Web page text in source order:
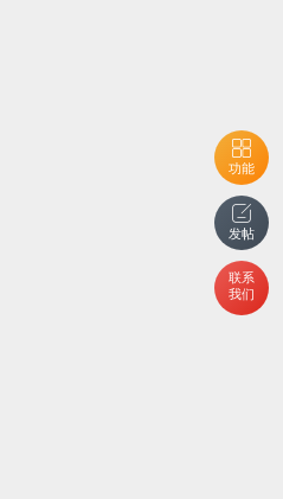
功能
发帖
联系
我们